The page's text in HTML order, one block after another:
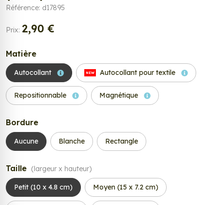
Référence: d17895
Prix: 2,90 €
Matière
Autocollant NEW Autocollant pour textile
Repositionnable Magnétique
Bordure
Aucune Blanche Rectangle
Taille (largeur x hauteur)
Petit (10 x 4.8 cm) Moyen (15 x 7.2 cm)